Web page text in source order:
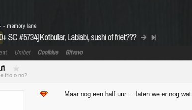
SC #5734] Kotbullar, Lablabi, sushi of friet???
- memory lane
Unibet Coolblue Bitvavo
frio o no?
Maar nog een half uur ... laten we er nog